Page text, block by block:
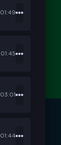
01:49
01:45
03:01
01:44